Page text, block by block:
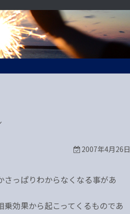
2007年4月26日
っぱりわからなくなる事があ
効果から起こってくるものであ